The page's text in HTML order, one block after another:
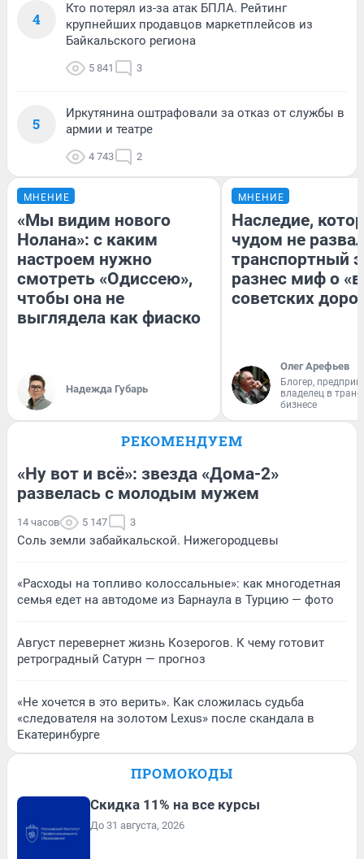
4
Кто потерял из-за атак БПЛА. Рейтинг
крупнейших продавцов маркетплейсов из
Байкальского региона
5 841 3
5
Иркутянина оштрафовали за отказ от службы в
армии и театре
4 743 2
МНЕНИЕ
«Мы видим нового
Нолана»: с каким
настроем нужно
смотреть «Одиссею»,
чтобы она не
выглядела как фиаско
Надежда Губарь
МНЕНИЕ
Наследие,
чудом не
транспортный
разнес миф о
советских
Олег Арефьев
Блогер,
владелец в
бизнесе
РЕКОМЕНДУЕМ
«Ну вот и всё»: звезда «Дома-2»
развелась с молодым мужем
14 часов 5 147 3
Соль земли забайкальской. Нижегородцевы
«Расходы на топливо колоссальные»: как многодетная
семья едет на автодоме из Барнаула в Турцию — фото
Август перевернет жизнь Козерогов. К чему готовит
ретроградный Сатурн — прогноз
«Не хочется в это верить». Как сложилась судьба
«следователя на золотом Lexus» после скандала в
Екатеринбурге
ПРОМОКОДЫ
Скидка 11% на все курсы
До 31 августа, 2026